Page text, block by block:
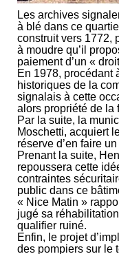
Les archives
à blé dans ce
construit vers 1772,
à moudre qu’il
paiement d’un «
En 1978, procédant
historiques de la
signalais à cette
alors propriété de la
Par la suite, la
Moschetti, acquiert
réserve d’en faire
Prenant la suite,
repoussera cette
contraintes
public dans ce
« Nice Matin »
jugé sa
qualifier ruiné.
Enfin, le projet
des pompiers sur le